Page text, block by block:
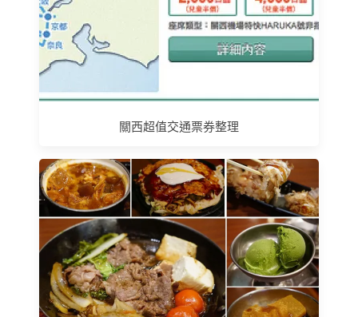
關西超值交通票券整理